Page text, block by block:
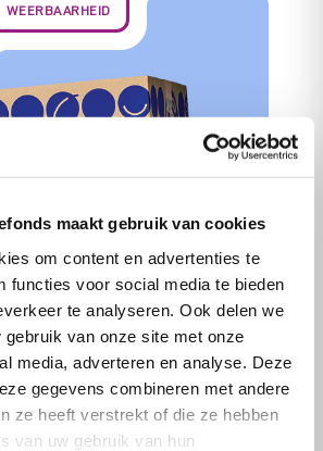
maakt gebruik van cookies
om content en advertenties te
functies voor social media te bieden
te analyseren. Ook delen we
gebruik van onze site met onze
media, adverteren en analyse. Deze
gegevens combineren met andere
ze heeft verstrekt of die ze hebben
van uw gebruik van hun
noodpakketten voor
armoede
WEERBAARHEID
kan dankzij bol binnenkort